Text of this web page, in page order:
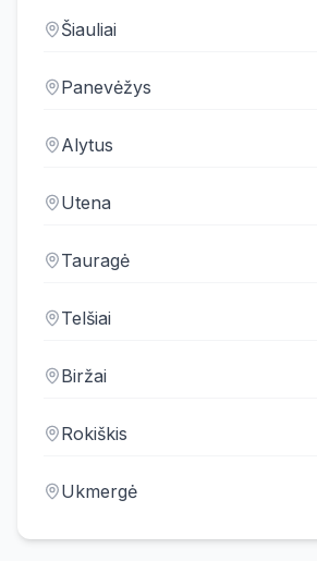
Šiauliai
Panevėžys
Alytus
Utena
Tauragė
Telšiai
Biržai
Rokiškis
Ukmergė